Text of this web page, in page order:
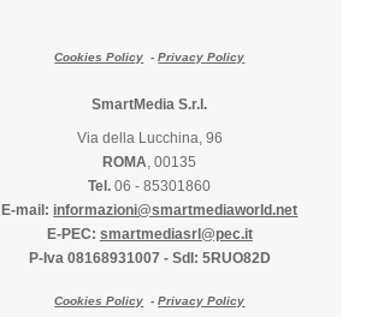
Cookies Policy -Privacy Policy
SmartMedia S.r.l.
Via della Lucchina, 96
ROMA, 00135
Tel. 06 - 85301860
E-mail: informazioni@smartmediaworld.net
E-PEC: smartmediasrl@pec.it
P-Iva 08168931007 - SdI: 5RUO82D
Cookies Policy -Privacy Policy